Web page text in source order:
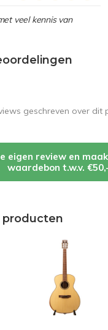
veel kennis van
geschreven over dit
eigen review en
waardebon t.w.v.
producten